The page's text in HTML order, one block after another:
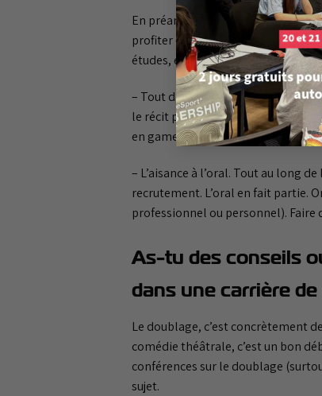
En préambule, je rappellerais juste
profiter de l’association qu’un
études, et je crois que 2 points
– Tout d’abord les dialogues,
le récit permet entre autres
en game design ou si on est dans
– L’aisance à l’oral. Tout au long
recrutement. L’oral en fait partie.
professionnel ou personnel). Faire
As-tu des conseils
dans une carrière
Le doublage, c’est concrètement
comédie théâtrale, c’est un bon
conférences sur le doublage
sujet.